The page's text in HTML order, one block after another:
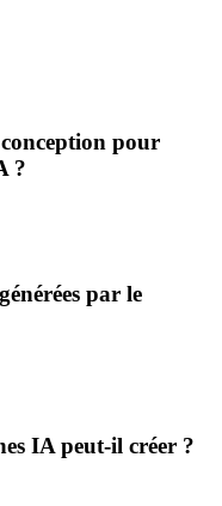
conception pour
?
par le
IA peut-il créer ?